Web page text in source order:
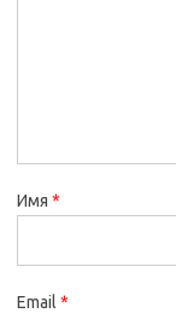
Имя *
Email *